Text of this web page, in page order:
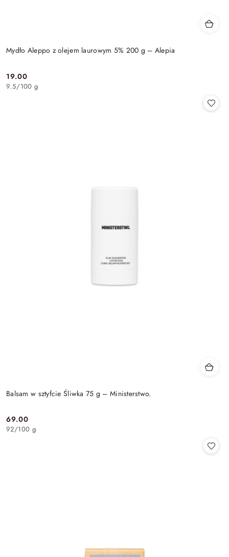
Mydło Aleppo z olejem laurowym 5% 200 g – Alepia
Cena:
19.00
9.5/100 g
Balsam w sztyfcie Śliwka 75 g – Ministerstwo.
Cena:
69.00
92/100 g